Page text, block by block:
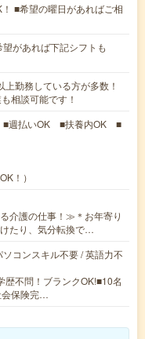
■希望の曜日があればご相
があれば下記シフトも
上勤務している方が多数！
相談可能です！
■週払いOK ■扶養内OK ■
！）
介護の仕事！≫＊お年寄り
たり、気分転換で…
コンスキル不要 / 英語力不
不問！ブランクOK!■10名
会保険完…